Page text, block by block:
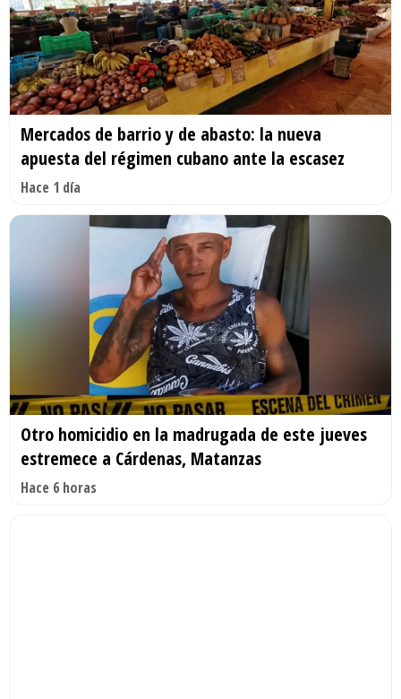
Mercados de barrio y de abasto: la nueva
apuesta del régimen cubano ante la escasez
Hace 1 día
Otro homicidio en la madrugada de este jueves
estremece a Cárdenas, Matanzas
Hace 6 horas